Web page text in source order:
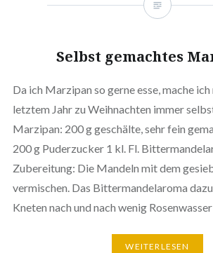
Selbst gemachtes
Da ich Marzipan so gerne esse, mache
letztem Jahr zu Weih­nach­ten immer
Marzipan: 200 g geschälte, sehr fein
200 g Puder­zu­cker 1 kl. Fl.
Zube­rei­tung: Die Mandeln mit dem
ver­mi­schen. Das Bit­ter­man­del­aro­ma
Kneten nach und nach wenig
WEI­TER­LE­SEN